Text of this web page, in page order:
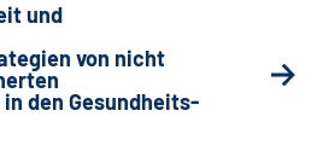
in Leichter Sprache
und
von nicht
den Gesundheits-